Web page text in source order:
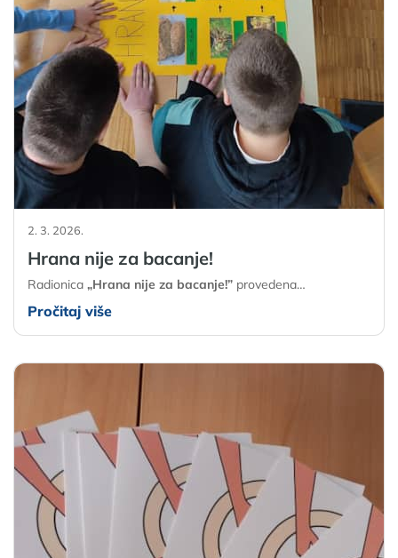
2. 3. 2026.
Hrana nije za bacanje!
Radionica „Hrana nije za bacanje!” provedena…
Pročitaj više